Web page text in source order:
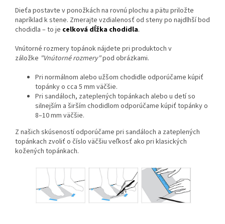
Dieťa postavte v ponožkách na rovnú plochu a pätu priložte
napríklad k stene. Zmerajte vzdialenosť od steny po najdlhší bod
chodidla – to je celková dĺžka chodidla.
Vnútorné rozmery topánok nájdete pri produktoch v
záložke "Vnútorné rozmery"pod obrázkami.
Pri normálnom alebo užšom chodidle odporúčame kúpiť
topánky o cca 5 mm väčšie.
Pri sandáloch, zateplených topánkach alebo u detí so
silnejším a širším chodidlom odporúčame kúpiť topánky o
8–10 mm väčšie.
Z našich skúseností odporúčame pri sandáloch a zateplených
topánkach zvoliť o číslo väčšiu veľkosť ako pri klasických
kožených topánkach.